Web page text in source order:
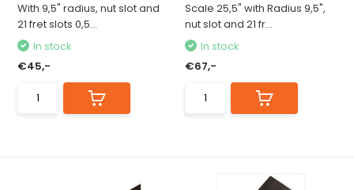
With 9,5" radius, nut slot and
21 fret slots 0,5...
In stock
€45,-
Scale 25,5" with Radius 9,5",
nut slot and 21 fr...
In stock
€67,-